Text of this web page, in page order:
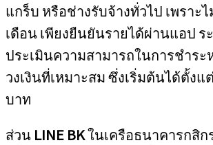
แกร็บ หรือช่างรับจ้างทั่วไป เพราะ
เดือน เพียงยืนยันรายได้ผ่านแอป ร
ประเมินความสามารถในการชำร
วงเงินที่เหมาะสม ซึ่งเริ่มต้นได้ตั้งแ
บาท
ส่วน LINE BKในเครือธนาคารกสิก